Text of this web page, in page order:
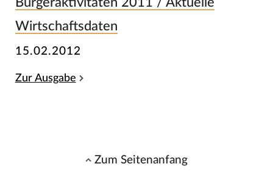
Wirtschaftsdaten
15.02.2012
Zur Ausgabe
Zum Seitenanfang